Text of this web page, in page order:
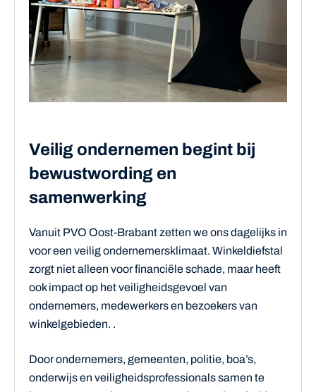
Veilig ondernemen begint bij
bewustwording en
samenwerking
Vanuit PVO Oost-Brabant zetten we ons dagelijks in
voor een veilig ondernemersklimaat. Winkeldiefstal
zorgt niet alleen voor financiële schade, maar heeft
ook impact op het veiligheidsgevoel van
ondernemers, medewerkers en bezoekers van
winkelgebieden. .
Door ondernemers, gemeenten, politie, boa’s,
onderwijs en veiligheidsprofessionals samen te